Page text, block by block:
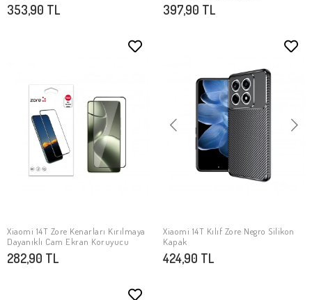
353,90 TL 397,90 TL
SEPETE EKLE
Xiaomi 14T Zore Kenarları Kırılmaya
Dayanıklı Cam Ekran Koruyucu
282,90 TL
SEPETE EKLE
Xiaomi 14T Kılıf Zore Negro Silikon
Kapak
424,90 TL